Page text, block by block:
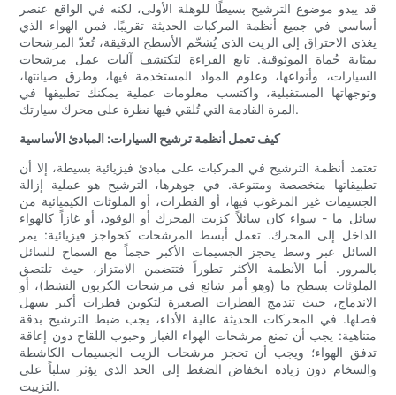
قد يبدو موضوع الترشيح بسيطًا للوهلة الأولى، لكنه في الواقع عنصر
أساسي في جميع أنظمة المركبات الحديثة تقريبًا. فمن الهواء الذي
يغذي الاحتراق إلى الزيت الذي يُشحّم الأسطح الدقيقة، تُعدّ المرشحات
بمثابة حُماة الموثوقية. تابع القراءة لتكتشف آليات عمل مرشحات
السيارات، وأنواعها، وعلوم المواد المستخدمة فيها، وطرق صيانتها،
وتوجهاتها المستقبلية، واكتسب معلومات عملية يمكنك تطبيقها في
المرة القادمة التي تُلقي فيها نظرة على محرك سيارتك.
كيف تعمل أنظمة ترشيح السيارات: المبادئ الأساسية
تعتمد أنظمة الترشيح في المركبات على مبادئ فيزيائية بسيطة، إلا أن
تطبيقاتها متخصصة ومتنوعة. في جوهرها، الترشيح هو عملية إزالة
الجسيمات غير المرغوب فيها، أو القطرات، أو الملوثات الكيميائية من
سائل ما - سواء كان سائلاً كزيت المحرك أو الوقود، أو غازاً كالهواء
الداخل إلى المحرك. تعمل أبسط المرشحات كحواجز فيزيائية: يمر
السائل عبر وسط يحجز الجسيمات الأكبر حجماً مع السماح للسائل
بالمرور. أما الأنظمة الأكثر تطوراً فتتضمن الامتزاز، حيث تلتصق
الملوثات بسطح ما (وهو أمر شائع في مرشحات الكربون النشط)، أو
الاندماج، حيث تندمج القطرات الصغيرة لتكوين قطرات أكبر يسهل
فصلها. في المحركات الحديثة عالية الأداء، يجب ضبط الترشيح بدقة
متناهية: يجب أن تمنع مرشحات الهواء الغبار وحبوب اللقاح دون إعاقة
تدفق الهواء؛ ويجب أن تحجز مرشحات الزيت الجسيمات الكاشطة
والسخام دون زيادة انخفاض الضغط إلى الحد الذي يؤثر سلباً على
التزييت.